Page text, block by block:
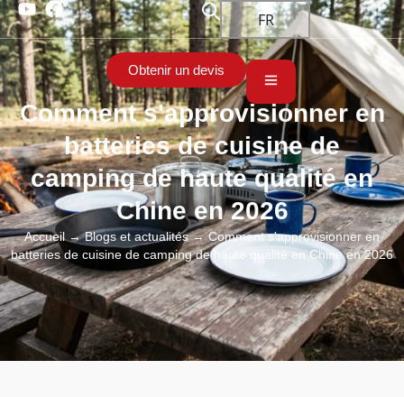
FR
Obtenir un devis
Comment s'approvisionner en
batteries de cuisine de
camping de haute qualité en
Chine en 2026
Accueil→Blogs et actualités→ Comment s'approvisionner en
batteries de cuisine de camping de haute qualité en Chine en 2026